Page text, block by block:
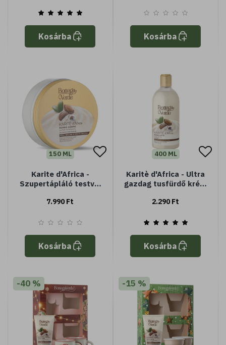
Kosárba Kosárba
150 ML
Karite d'Africa -
Szupertápláló testvaj
7.990 Ft
Kosárba
400 ML
Karitè d'Africa - Ultra
gazdag tusfürdő krém
ml) - Normál vagy
2.290 Ft
Kosárba
-40 % -15 %